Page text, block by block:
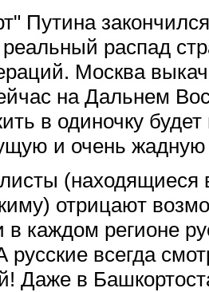
Путина
распад
Москва
на Дальнем
в одиночку
и очень жадную
(находящиеся
отрицают
в каждом регионе
всегда
Даже в